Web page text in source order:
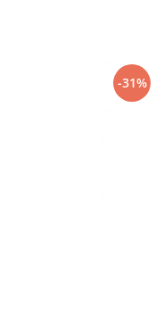
Tincturi si Gemoderivate
-31%